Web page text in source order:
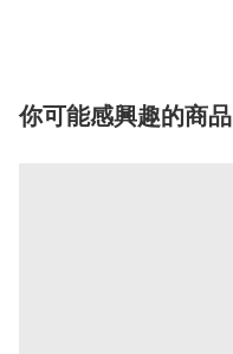
你可能感興趣的商品